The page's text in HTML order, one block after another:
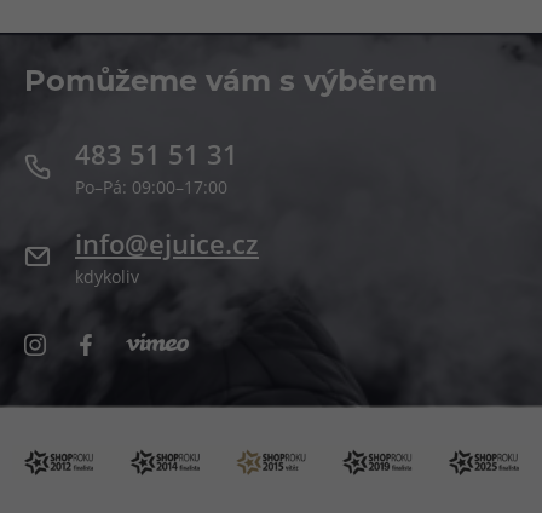
Pomůžeme vám s výběrem
483 51 51 31
Po–Pá: 09:00–17:00
info@ejuice.cz
kdykoliv